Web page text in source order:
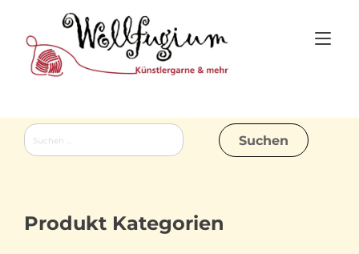
content
Suchen
nach:
Produkt Kategorien